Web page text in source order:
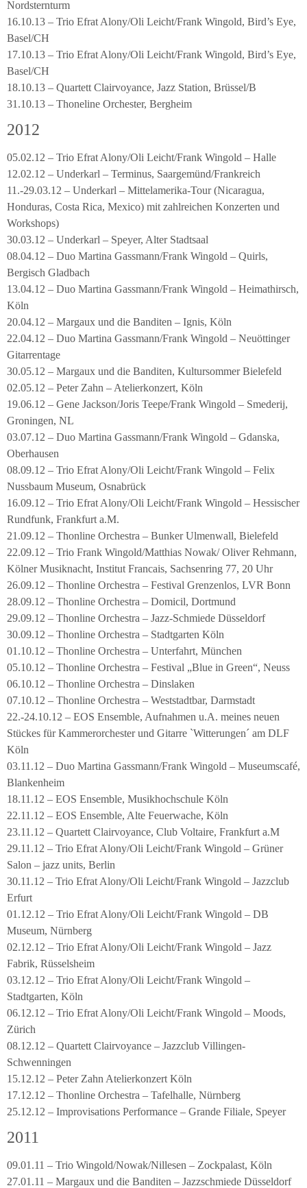
Nordsternturm
16.10.13 – Trio Efrat Alony/Oli Leicht/Frank Wingold, Bird’s Eye,
Basel/CH
17.10.13 – Trio Efrat Alony/Oli Leicht/Frank Wingold, Bird’s Eye,
Basel/CH
18.10.13 – Quartett Clairvoyance, Jazz Station, Brüssel/B
31.10.13 – Thoneline Orchester, Bergheim
2012
05.02.12 – Trio Efrat Alony/Oli Leicht/Frank Wingold – Halle
12.02.12 – Underkarl – Terminus, Saargemünd/Frankreich
11.-29.03.12 – Underkarl – Mittelamerika-Tour (Nicaragua,
Honduras, Costa Rica, Mexico) mit zahlreichen Konzerten und
Workshops)
30.03.12 – Underkarl – Speyer, Alter Stadtsaal
08.04.12 – Duo Martina Gassmann/Frank Wingold – Quirls,
Bergisch Gladbach
13.04.12 – Duo Martina Gassmann/Frank Wingold – Heimathirsch,
Köln
20.04.12 – Margaux und die Banditen – Ignis, Köln
22.04.12 – Duo Martina Gassmann/Frank Wingold – Neuöttinger
Gitarrentage
30.05.12 – Margaux und die Banditen, Kultursommer Bielefeld
02.05.12 – Peter Zahn – Atelierkonzert, Köln
19.06.12 – Gene Jackson/Joris Teepe/Frank Wingold – Smederij,
Groningen, NL
03.07.12 – Duo Martina Gassmann/Frank Wingold – Gdanska,
Oberhausen
08.09.12 – Trio Efrat Alony/Oli Leicht/Frank Wingold – Felix
Nussbaum Museum, Osnabrück
16.09.12 – Trio Efrat Alony/Oli Leicht/Frank Wingold – Hessischer
Rundfunk, Frankfurt a.M.
21.09.12 – Thonline Orchestra – Bunker Ulmenwall, Bielefeld
22.09.12 – Trio Frank Wingold/Matthias Nowak/ Oliver Rehmann,
Kölner Musiknacht, Institut Francais, Sachsenring 77, 20 Uhr
26.09.12 – Thonline Orchestra – Festival Grenzenlos, LVR Bonn
28.09.12 – Thonline Orchestra – Domicil, Dortmund
29.09.12 – Thonline Orchestra – Jazz-Schmiede Düsseldorf
30.09.12 – Thonline Orchestra – Stadtgarten Köln
01.10.12 – Thonline Orchestra – Unterfahrt, München
05.10.12 – Thonline Orchestra – Festival „Blue in Green“, Neuss
06.10.12 – Thonline Orchestra – Dinslaken
07.10.12 – Thonline Orchestra – Weststadtbar, Darmstadt
22.-24.10.12 – EOS Ensemble, Aufnahmen u.A. meines neuen
Stückes für Kammerorchester und Gitarre `Witterungen´ am DLF
Köln
03.11.12 – Duo Martina Gassmann/Frank Wingold – Museumscafé,
Blankenheim
18.11.12 – EOS Ensemble, Musikhochschule Köln
22.11.12 – EOS Ensemble, Alte Feuerwache, Köln
23.11.12 – Quartett Clairvoyance, Club Voltaire, Frankfurt a.M
29.11.12 – Trio Efrat Alony/Oli Leicht/Frank Wingold – Grüner
Salon – jazz units, Berlin
30.11.12 – Trio Efrat Alony/Oli Leicht/Frank Wingold – Jazzclub
Erfurt
01.12.12 – Trio Efrat Alony/Oli Leicht/Frank Wingold – DB
Museum, Nürnberg
02.12.12 – Trio Efrat Alony/Oli Leicht/Frank Wingold – Jazz
Fabrik, Rüsselsheim
03.12.12 – Trio Efrat Alony/Oli Leicht/Frank Wingold –
Stadtgarten, Köln
06.12.12 – Trio Efrat Alony/Oli Leicht/Frank Wingold – Moods,
Zürich
08.12.12 – Quartett Clairvoyance – Jazzclub Villingen-
Schwenningen
15.12.12 – Peter Zahn Atelierkonzert Köln
17.12.12 – Thonline Orchestra – Tafelhalle, Nürnberg
25.12.12 – Improvisations Performance – Grande Filiale, Speyer
2011
09.01.11 – Trio Wingold/Nowak/Nillesen – Zockpalast, Köln
27.01.11 – Margaux und die Banditen – Jazzschmiede Düsseldorf